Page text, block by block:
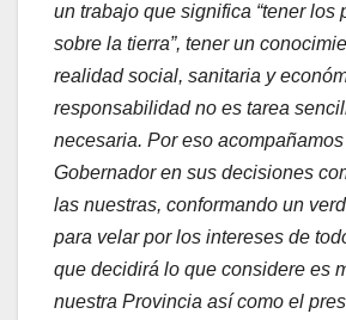
un trabajo que significa “tener los
sobre la tierra”, tener un
realidad social, sanitaria y
responsabilidad no es tarea
necesaria. Por eso
Gobernador en sus decisiones
las nuestras, conformando un
para velar por los intereses de
que decidirá lo que considere es
nuestra Provincia así como el